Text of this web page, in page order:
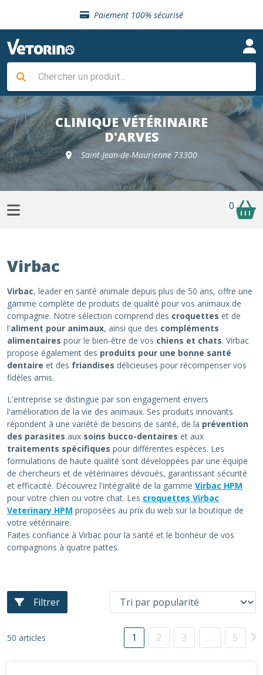
Paiement 100% sécurisé
Livraison gratuite en clinique vétérinaire
Sélection de croquettes vétérinaire
Livraison gratuite en clinique vétérinaire
Retour gratuit en clinique
Sélection de croquettes vétérinaire
CLINIQUE VÉTÉRINAIRE
D'ARVES
Saint-Jean-de-Maurienne 73300
0
Virbac
Virbac, leader en santé animale depuis plus de 50 ans, offre une
gamme complète de produits de qualité pour vos animaux de
compagnie. Notre sélection comprend des croquettes et de
l'aliment pour animaux, ainsi que des compléments
alimentaires pour le bien-être de vos chiens et chats. Virbac
propose également des produits pour une bonne santé
dentaire et des friandises délicieuses pour récompenser vos
fidèles amis.
L'entreprise se distingue par son engagement envers
l'amélioration de la vie des animaux. Ses produits innovants
répondent à une variété de besoins de santé, de la prévention
des parasites aux soins bucco-dentaires et aux
traitements spécifiques pour différentes espèces. Les
formulations de haute qualité sont développées par une équipe
de chercheurs et de vétérinaires dévoués, garantissant sécurité
et efficacité. Découvrez l'intégralité de la gamme Virbac HPM
pour votre chien ou votre chat. Les croquettes Virbac
Veterinary HPM proposées au prix du web sur la boutique de
votre vétérinaire.
Faites confiance à Virbac pour la santé et le bonheur de vos
compagnons à quatre pattes.
Filtrer
50 articles 1 2 3 … 5